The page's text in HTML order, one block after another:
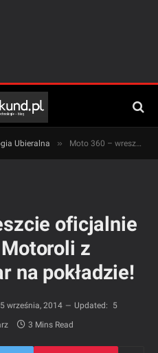
Ubieralna » Moto 360 – wreszcie oficjalnie smartwatch od Motoroli z Androidem Wear na pokładzie!
oficjalnie
z
na pokładzie!
5 września, 2014 Updated:
5
3 Mins Read